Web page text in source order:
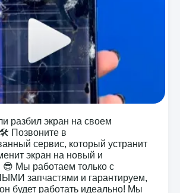
разбил экран на своем
Позвоните в
сервис, который устранит
экран на новый и
😎 Мы работаем только с
запчастями и гарантируем,
будет работать идеально! Мы